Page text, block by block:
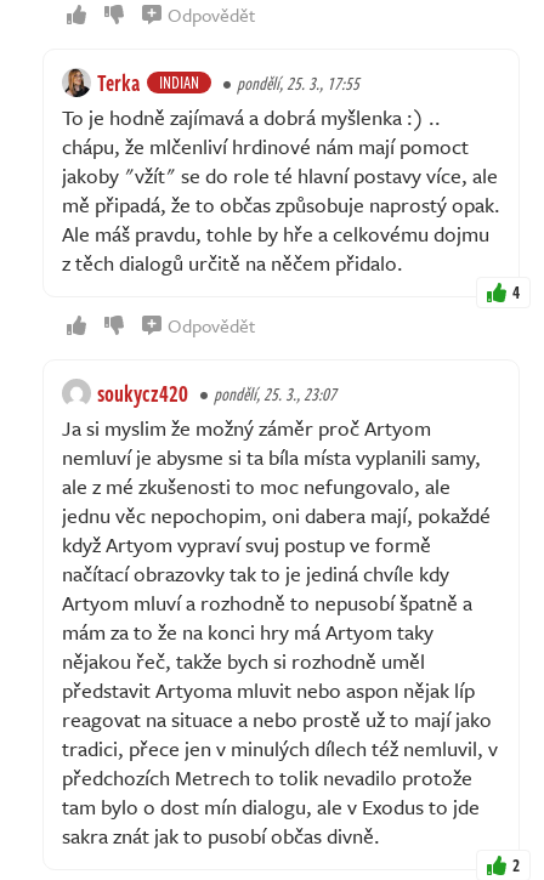
Odpovědět
Terka INDIAN pondělí, 25. 3., 17:55
To je hodně zajímavá a dobrá myšlenka :) ..
chápu, že mlčenliví hrdinové nám mají pomoct
jakoby "vžít" se do role té hlavní postavy více, ale
mě připadá, že to občas způsobuje naprostý opak.
Ale máš pravdu, tohle by hře a celkovému dojmu
z těch dialogů určitě na něčem přidalo.
4
Odpovědět
soukycz420 pondělí, 25. 3., 23:07
Ja si myslim že možný záměr proč Artyom
nemluví je abysme si ta bíla místa vyplanili samy,
ale z mé zkušenosti to moc nefungovalo, ale
jednu věc nepochopim, oni dabera mají, pokaždé
když Artyom vypraví svuj postup ve formě
načítací obrazovky tak to je jediná chvíle kdy
Artyom mluví a rozhodně to nepusobí špatně a
mám za to že na konci hry má Artyom taky
nějakou řeč, takže bych si rozhodně uměl
představit Artyoma mluvit nebo aspon nějak líp
reagovat na situace a nebo prostě už to mají jako
tradici, přece jen v minulých dílech též nemluvil, v
předchozích Metrech to tolik nevadilo protože
tam bylo o dost mín dialogu, ale v Exodus to jde
sakra znát jak to pusobí občas divně.
2